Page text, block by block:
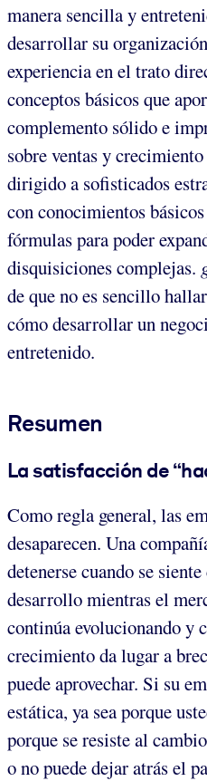
manera sencilla y
desarrollar su
experiencia en el trato
conceptos básicos que
complemento sólido e
sobre ventas y
dirigido a sofisticados
con conocimientos
fórmulas para poder
disquisiciones complejas.
de que no es sencillo
cómo desarrollar un
entretenido.
Resumen
La satisfacción de
Como regla general, las
desaparecen. Una
detenerse cuando se
desarrollo mientras el
continúa evolucionando y
crecimiento da lugar a
puede aprovechar. Si su
estática, ya sea porque
porque se resiste al
o no puede dejar atrás el